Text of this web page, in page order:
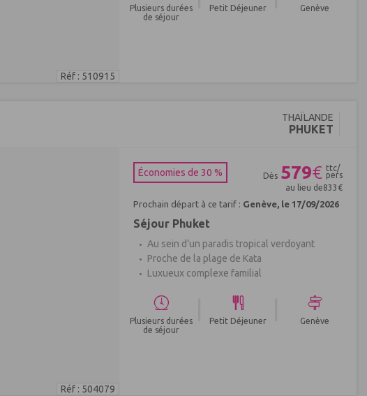
Réf : 510915
Plusieurs durées
de séjour
Petit Déjeuner Genève
THAÏLANDE
PHUKET
Réf : 504079
Économies de 30 % Dès 579€ ttc/
pers
au lieu de833 €
Prochain départ à ce tarif : Genève, le 17/09/2026
Séjour Phuket
Au sein d’un paradis tropical verdoyant
Proche de la plage de Kata
Luxueux complexe familial
Plusieurs durées
de séjour
Petit Déjeuner Genève